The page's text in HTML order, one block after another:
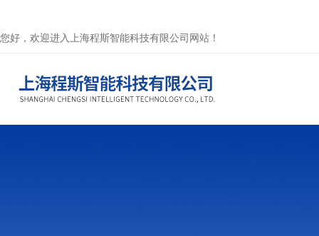
您好，欢迎进入上海程斯智能科技有限公司网站！